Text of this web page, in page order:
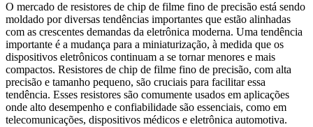
O mercado de resistores de chip de filme fino de precisão está sendo
moldado por diversas tendências importantes que estão alinhadas
com as crescentes demandas da eletrônica moderna. Uma tendência
importante é a mudança para a miniaturização, à medida que os
dispositivos eletrônicos continuam a se tornar menores e mais
compactos. Resistores de chip de filme fino de precisão, com alta
precisão e tamanho pequeno, são cruciais para facilitar essa
tendência. Esses resistores são comumente usados ​​em aplicações
onde alto desempenho e confiabilidade são essenciais, como em
telecomunicações, dispositivos médicos e eletrônica automotiva.